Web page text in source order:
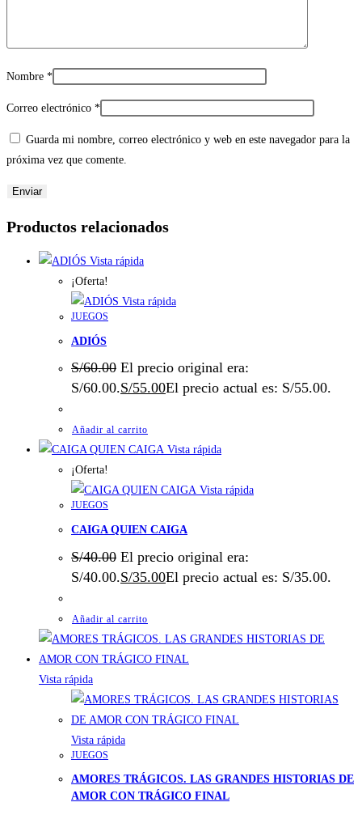
Nombre *
Correo electrónico *
Guarda mi nombre, correo electrónico y web en este navegador para la
próxima vez que comente.
Productos relacionados
Vista rápida
¡Oferta!
Vista rápida
JUEGOS
ADIÓS
S/60.00 El precio original era:
S/60.00.S/55.00El precio actual es: S/55.00.
Añadir al carrito
Vista rápida
¡Oferta!
Vista rápida
JUEGOS
CAIGA QUIEN CAIGA
S/40.00 El precio original era:
S/40.00.S/35.00El precio actual es: S/35.00.
Añadir al carrito
Vista rápida
Vista rápida
JUEGOS
AMORES TRÁGICOS. LAS GRANDES HISTORIAS DE
AMOR CON TRÁGICO FINAL